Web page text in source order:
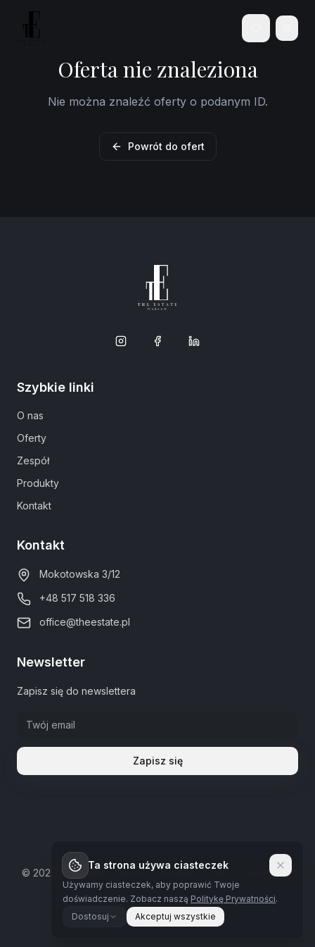
Oferta nie znaleziona
Nie można znaleźć oferty o podanym ID.
Powrót do ofert
Szybkie linki
O nas
Oferty
Zespół
Produkty
Kontakt
Kontakt
Mokotowska 3/12
+48 517 518 336
office@theestate.pl
Newsletter
Zapisz się do newslettera
Zapisz się
© 2026 The Estate Warsaw.Wszystkie prawa zastrzeżone
Polityka prywatności
Ta strona używa ciasteczek
Używamy ciasteczek, aby poprawić Twoje
doświadczenie. Zobacz naszą Politykę Prywatności.
Dostosuj
Akceptuj wszystkie